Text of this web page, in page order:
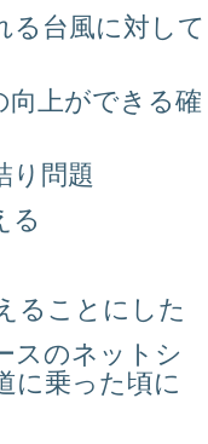
る台風に対して
向上ができる確
り問題
る
ることにした
スのネットシ
に乗った頃に